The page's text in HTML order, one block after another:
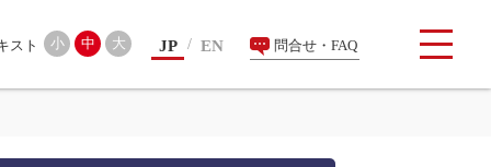
索 小 中 大 JP EN 問合せ・FAQ